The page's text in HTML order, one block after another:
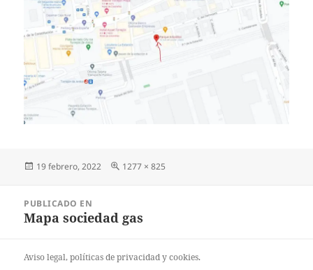
Publicado
19 febrero, 2022
Tamaño
1277 × 825
entradas
PUBLICADO EN
Mapa sociedad gas
Aviso legal, políticas deprivacidadycookies.